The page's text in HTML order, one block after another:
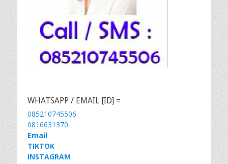
WHATSAPP / EMAIL [ID] =
085210745506
0816631370
Email
TIKTOK
INSTAGRAM